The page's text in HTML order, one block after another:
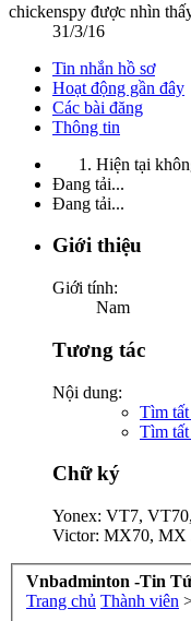
chickenspy được nhìn
31/3/16
Tin nhắn hồ sơ
Hoạt động gần đây
Các bài đăng
Thông tin
Hiện tại
Đang tải...
Đang tải...
Giới thiệu
Giới tính:
Nam
Tương tác
Nội dung:
Tìm
Tìm
Chữ ký
Yonex: VT7,
Victor: MX70, MX
Vnbadminton -Tin
Trang chủ Thành viên